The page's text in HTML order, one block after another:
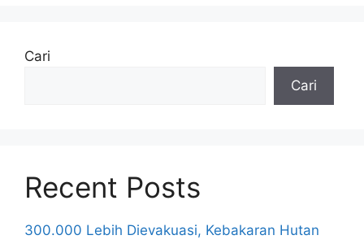
Cari
Cari
Recent Posts
300.000 Lebih Dievakuasi, Kebakaran Hutan